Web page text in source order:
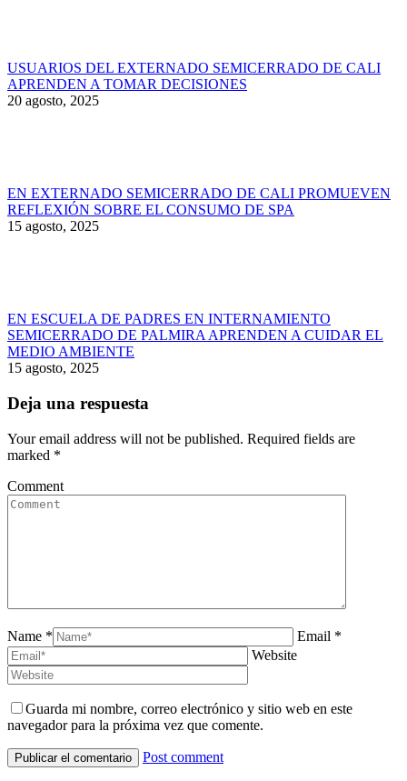
USUARIOS DEL EXTERNADO SEMICERRADO DE CALI
APRENDEN A TOMAR DECISIONES
20 agosto, 2025
EN EXTERNADO SEMICERRADO DE CALI PROMUEVEN
REFLEXIÓN SOBRE EL CONSUMO DE SPA
15 agosto, 2025
EN ESCUELA DE PADRES EN INTERNAMIENTO
SEMICERRADO DE PALMIRA APRENDEN A CUIDAR EL
MEDIO AMBIENTE
15 agosto, 2025
Deja una respuesta
Your email address will not be published. Required fields are
marked *
Comment
Name *
Email *
Website
Guarda mi nombre, correo electrónico y sitio web en este
navegador para la próxima vez que comente.
Post comment